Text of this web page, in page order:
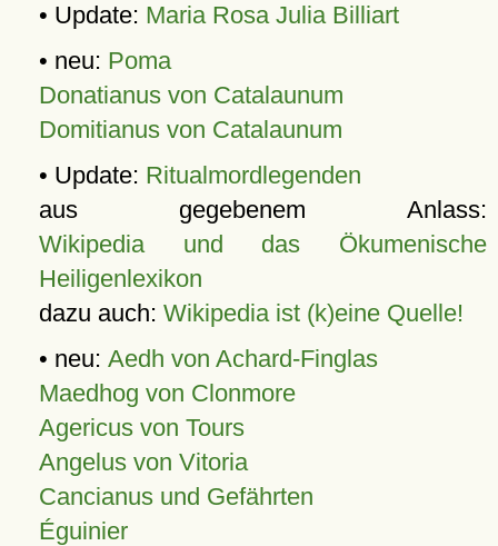
• Update: Maria Rosa Julia Billiart
• neu: Poma
Donatianus von Catalaunum
Domitianus von Catalaunum
• Update: Ritualmordlegenden
aus gegebenem Anlass:
Wikipedia und das Ökumenische
Heiligenlexikon
dazu auch: Wikipedia ist (k)eine Quelle!
• neu: Aedh von Achard-Finglas
Maedhog von Clonmore
Agericus von Tours
Angelus von Vitoria
Cancianus und Gefährten
Éguinier